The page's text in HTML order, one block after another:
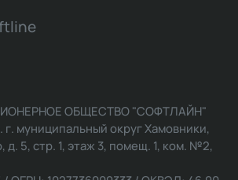
ОБЩЕСТВО "СОФТЛАЙН"
г. муниципальный округ Хамовники,
д. 5, стр. 1, этаж 3, помещ. 1, ком. №2,